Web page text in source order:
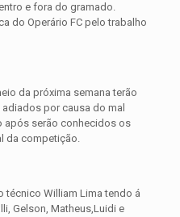
e fora do gramado.
do Operário FC pelo trabalho
da próxima semana terão
por causa do mal
após serão conhecidos os
da competição.
técnico William Lima tendo á
Gelson, Matheus,Luidi e